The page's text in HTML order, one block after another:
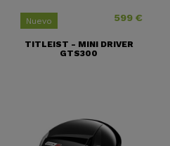
Nuevo Precio
599 €
TITLEIST - MINI DRIVER
GTS300